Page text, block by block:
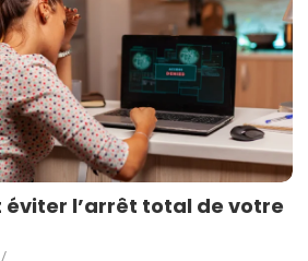
éviter l’arrêt total de votre
/